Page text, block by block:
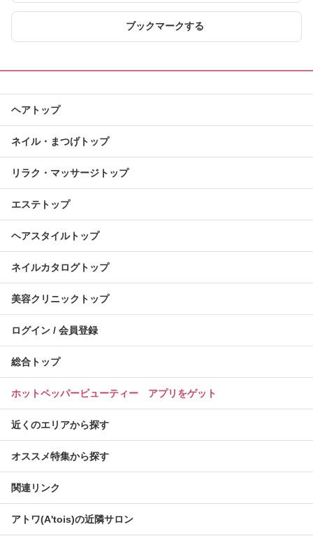
ブックマークする
ヘアトップ
ネイル・まつげトップ
リラク・マッサージトップ
エステトップ
ヘアスタイルトップ
ネイルカタログトップ
美容クリニックトップ
ログイン / 会員登録
総合トップ
ホットペッパービューティー アプリをゲット
近くのエリアから探す
オススメ特集から探す
関連リンク
アトワ(A'tois)の近隣サロン